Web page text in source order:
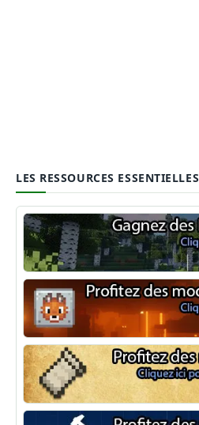
LES RESSOURCES ESSENTIELLES
Optifine
NeoForge
Minecraft Fabric